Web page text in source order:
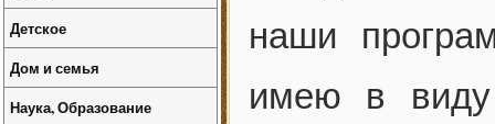
наши
имею в виду
Детское
Дом и семья
Наука, Образование